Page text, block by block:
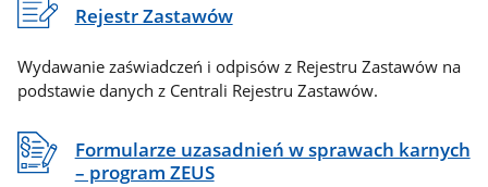
Rejestr Zastawów
Wydawanie zaświadczeń i odpisów z Rejestru Zastawów na
podstawie danych z Centrali Rejestru Zastawów.
Formularze uzasadnień w sprawach karnych
– program ZEUS